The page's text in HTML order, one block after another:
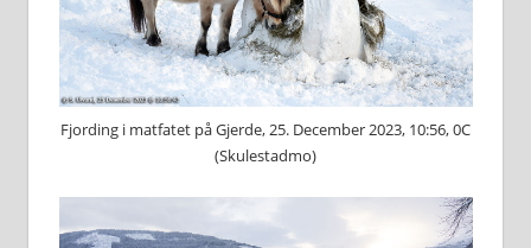
Fjording i matfatet på Gjerde, 25. December 2023, 10:56, 0C
(Skulestadmo)